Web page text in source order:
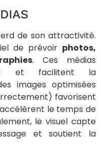
de son attractivité.
de prévoir photos,
. Ces médias
et facilitent la
images optimisées
favorisent
le temps de
le visuel capte
et soutient la